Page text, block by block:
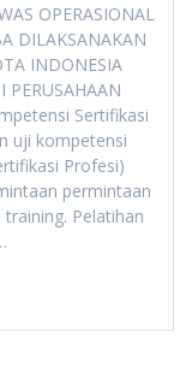
OPERASIONAL
DILAKSANAKAN
INDONESIA
PERUSAHAAN
Sertifikasi
uji kompetensi
Profesi)
permintaan
Pelatihan